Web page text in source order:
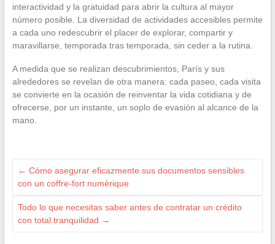
interactividad y la gratuidad para abrir la cultura al mayor
número posible. La diversidad de actividades accesibles permite
a cada uno redescubrir el placer de explorar, compartir y
maravillarse, temporada tras temporada, sin ceder a la rutina.
A medida que se realizan descubrimientos, París y sus
alrededores se revelan de otra manera: cada paseo, cada visita
se convierte en la ocasión de reinventar la vida cotidiana y de
ofrecerse, por un instante, un soplo de evasión al alcance de la
mano.
← Cómo asegurar eficazmente sus documentos sensibles
con un coffre-fort numérique
Todo lo que necesitas saber antes de contratar un crédito
con total tranquilidad →